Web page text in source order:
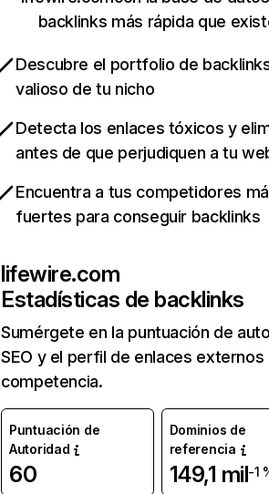
backlinks más rápida que
Descubre el portfolio de
valioso de tu nicho
Detecta los enlaces tóxicos y
antes de que perjudiquen a tu
Encuentra a tus competidores
fuertes para conseguir backlinks
lifewire.com
Estadísticas de backlinks
Sumérgete en la puntuación de
SEO y el perfil de enlaces externos
competencia.
Puntuación de
Autoridad
60
Dominios de
referencia
149,1 mil-1